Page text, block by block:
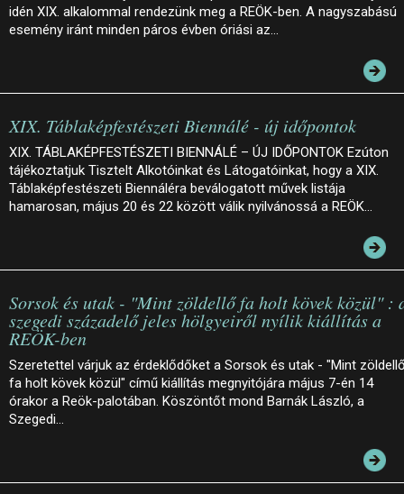
idén XIX. alkalommal rendezünk meg a REÖK-ben. A nagyszabású
esemény iránt minden páros évben óriási az…
XIX. Táblaképfestészeti Biennálé - új időpontok
XIX. TÁBLAKÉPFESTÉSZETI BIENNÁLÉ – ÚJ IDŐPONTOK Ezúton
tájékoztatjuk Tisztelt Alkotóinkat és Látogatóinkat, hogy a XIX.
Táblaképfestészeti Biennáléra beválogatott művek listája
hamarosan, május 20 és 22 között válik nyilvánossá a REÖK…
Sorsok és utak - "Mint zöldellő fa holt kövek közül" :
szegedi századelő jeles hölgyeiről nyílik kiállítás a
REÖK-ben
Szeretettel várjuk az érdeklődőket a Sorsok és utak - "Mint
fa holt kövek közül" című kiállítás megnyitójára május 7-én 14
órakor a Reök-palotában. Köszöntőt mond Barnák László, a
Szegedi…